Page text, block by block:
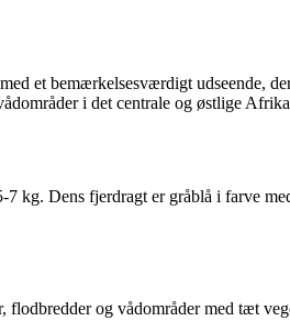
et bemærkelsesværdigt udseende,
i det centrale og østlige
kg. Dens fjerdragt er gråblå i farve
og vådområder med tæt